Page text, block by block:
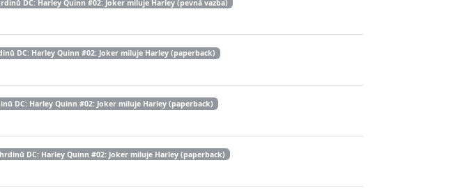
DC: Harley Quinn #02: Joker miluje Harley (pevná vazba)
DC: Harley Quinn #02: Joker miluje Harley (paperback)
DC: Harley Quinn #02: Joker miluje Harley (paperback)
DC: Harley Quinn #02: Joker miluje Harley (paperback)